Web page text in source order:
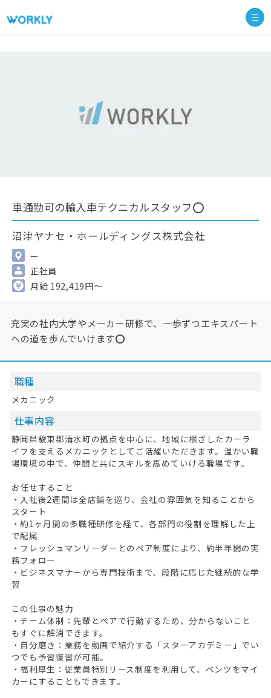
車通勤可の輸入車テクニカルスタッフ⭕
沼津ヤナセ・ホールディングス株式会社
—
正社員
月給 192,419円～
充実の社内大学やメーカー研修で、一歩ずつエキスパート
への道を歩んでいけます⭕
職種
メカニック
仕事内容
静岡県駿東郡清水町の拠点を中心に、地域に根ざしたカーラ
イフを支えるメカニックとしてご活躍いただきます。温かい職
場環境の中で、仲間と共にスキルを高めていける職場です。
お任せすること
・入社後2週間は全店舗を巡り、会社の雰囲気を知ることから
スタート
・約1ヶ月間の多職種研修を経て、各部門の役割を理解した上
で配属
・フレッシュマンリーダーとのペア制度により、約半年間の実
務フォロー
・ビジネスマナーから専門技術まで、段階に応じた継続的な学
習
この仕事の魅力
・チーム体制：先輩とペアで行動するため、分からないこと
もすぐに解消できます。
・自分磨き：業務を動画で紹介する「スターアカデミー」でい
つでも予習復習が可能。
・福利厚生：従業員特別リース制度を利用して、ベンツをマイ
カーにすることもできます。